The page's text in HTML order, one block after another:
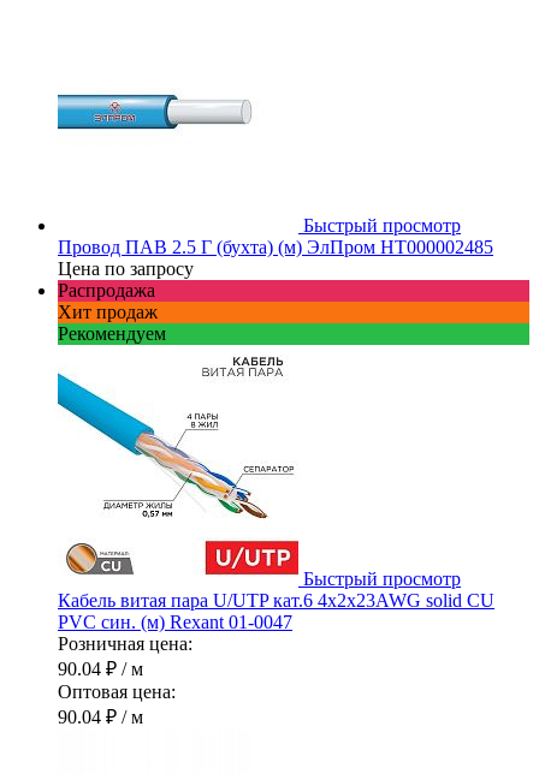
Быстрый просмотр
Провод ПАВ 2.5 Г (бухта) (м) ЭлПром НТ000002485
Цена по запросу
Распродажа
Хит продаж
Рекомендуем
Быстрый просмотр
Кабель витая пара U/UTP кат.6 4х2х23AWG solid CU
PVC син. (м) Rexant 01-0047
Розничная цена:
90.04 ₽ / м
Оптовая цена:
90.04 ₽ / м